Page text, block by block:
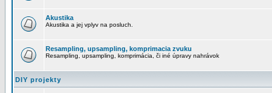
Akustika
Akustika a jej vplyv na posluch.
Resampling, upsampling, komprimacia zvuku
Resampling, upsampling, komprimácia, či iné úpravy nahrávok
DIY projekty